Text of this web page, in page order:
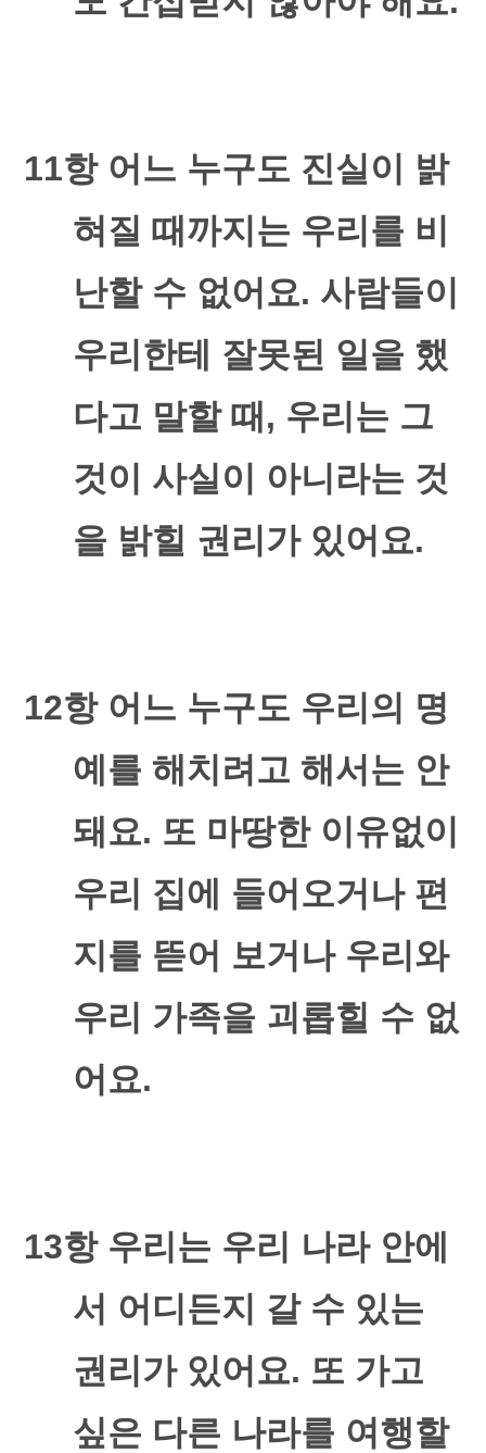
11항 어느 누구도 진실이 밝
혀질 때까지는 우리를 비
난할 수 없어요. 사람들이
우리한테 잘못된 일을 했
다고 말할 때 , 우리는 그
것이 사실이 아니라는 것
을 밝힐 권리가 있어요.
12항 어느 누구도 우리의 명
예를 해치려고 해서는 안
돼요. 또 마땅한 이유없이
우리 집에 들어오거나 편
지를 뜯어 보거나 우리와
우리 가족을 괴롭힐 수 없
어요.
13항 우리는 우리 나라 안에
서 어디든지 갈 수 있는
권리가 있어요. 또 가고
싶은 다른 나라를 여행할